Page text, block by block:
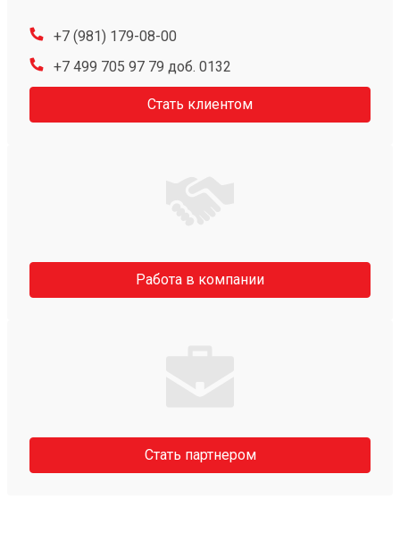
+7 (981) 179-08-00
+7 499 705 97 79 доб. 0132
Стать клиентом
Работа в компании
Стать партнером